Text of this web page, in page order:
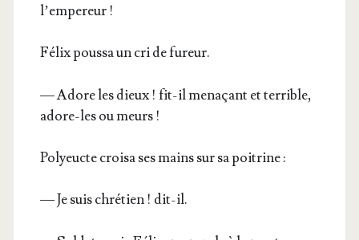
l’empereur !
Félix pous­sa un cri de fureur.
— Adore les dieux ! fit-il mena­çant et ter­rible,
adore-les ou meurs !
Poly­eucte croi­sa ses mains sur sa poitrine :
— Je suis chré­tien ! dit-il.